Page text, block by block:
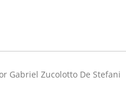
Gabriel Zucolotto De Stefani